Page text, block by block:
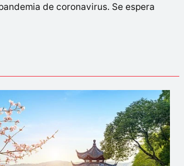
de coronavirus. Se espera